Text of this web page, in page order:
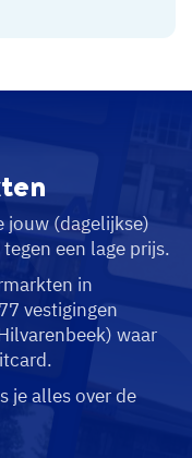
jouw (dagelijkse)
een lage prijs.
in
vestigingen
waar
je alles over de